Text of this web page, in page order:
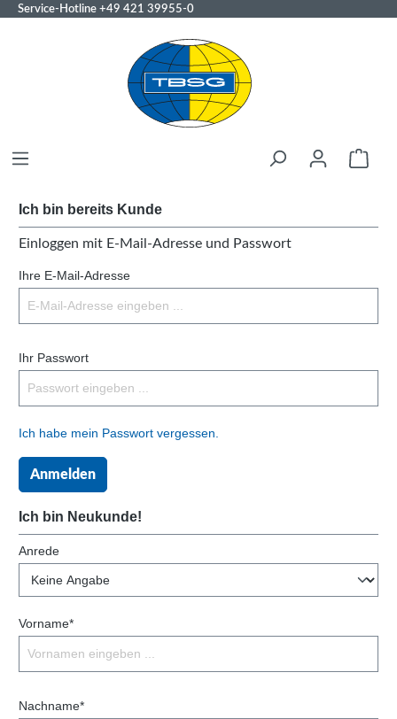
Service-Hotline +49 421 39955-0
Ich bin bereits Kunde
Einloggen mit E-Mail-Adresse und Passwort
Ihre E-Mail-Adresse
Ihr Passwort
Ich habe mein Passwort vergessen.
Anmelden
Ich bin Neukunde!
Anrede
Vorname*
Nachname*